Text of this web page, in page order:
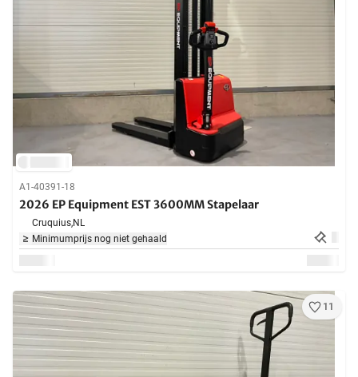
A1-40391-18
2026 EP Equipment EST 3600MM Stapelaar
Cruquius,NL
Minimumprijs nog niet gehaald
11